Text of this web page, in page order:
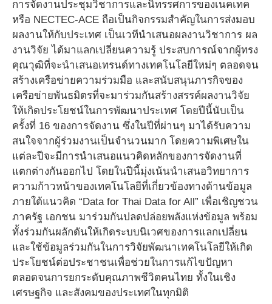
การจัดงานประชุมวิชาการและนิทรรศการของเนคเทค
หรือ NECTEC-ACE ถือเป็นกิจกรรมสำคัญในการส่งมอบ
ผลงานให้กับประเทศ เป็นเวทีนำเสนอผลงานวิชาการ ผล
งานวิจัย ได้มาแลกเปลี่ยนความรู้ ประสบการณ์จากผู้ทรง
คุณวุฒิที่จะนำเสนอเทรนด์ทางเทคโนโลยีใหม่ๆ ตลอดจน
สร้างเครือข่ายความร่วมมือ และสนับสนุนภารกิจของ
เครือข่ายพันธมิตรที่จะมาร่วมกันสร้างสรรค์ผลงานวิจัย
ให้เกิดประโยชน์ในการพัฒนาประเทศ โดยปีนี้นับเป็น
ครั้งที่ 16 ของการจัดงาน ซึ่งในปีที่ผ่านๆ มาได้รับความ
สนใจจากผู้ร่วมงานเป็นจำนวนมาก โดยความพิเศษใน
แต่ละปีจะมีการนำเสนอแนวคิดหลักของการจัดงานที่
แตกต่างกันออกไป โดยในปีนี้มุ่งเน้นนำเสนอวิทยาการ
ความก้าวหน้าของเทคโนโลยีที่เกี่ยวข้องทางด้านข้อมูล
ภายใต้แนวคิด “Data for Thai Data for All” เพื่อเชิญชวน
ภาครัฐ เอกชน มาร่วมกันปลดปล่อยพลังแห่งข้อมูล พร้อม
ทั้งร่วมกันผลักดันให้เกิดระบบนิเวศของการแลกเปลี่ยน
และใช้ข้อมูลร่วมกันในการวิจัยพัฒนาเทคโนโลยีให้เกิด
ประโยชน์ต่อประชาชนเพื่อช่วยในการแก้ไขปัญหา
ตลอดจนการยกระดับคุณภาพชีวิตคนไทย ทั้งในเชิง
เศรษฐกิจ และสังคมของประเทศในทุกมิติ